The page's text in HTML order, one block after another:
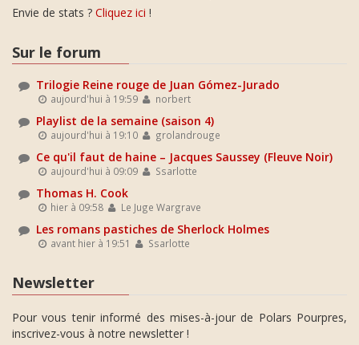
Envie de stats ? Cliquez ici !
Sur le forum
Trilogie Reine rouge de Juan Gómez-Jurado
aujourd'hui à 19:59 norbert
Playlist de la semaine (saison 4)
aujourd'hui à 19:10 grolandrouge
Ce qu'il faut de haine – Jacques Saussey (Fleuve Noir)
aujourd'hui à 09:09 Ssarlotte
Thomas H. Cook
hier à 09:58 Le Juge Wargrave
Les romans pastiches de Sherlock Holmes
avant hier à 19:51 Ssarlotte
Newsletter
Pour vous tenir informé des mises-à-jour de Polars Pourpres,
inscrivez-vous à notre newsletter !